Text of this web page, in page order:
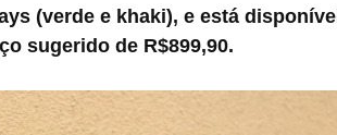
(verde e khaki), e está disponível
sugerido de R$899,90.